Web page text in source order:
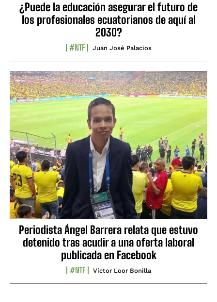
¿Puede la educación asegurar el futuro de
los profesionales ecuatorianos de aquí al
2030?
#NTF Juan José Palacios
Periodista Ángel Barrera relata que estuvo
detenido tras acudir a una oferta laboral
publicada en Facebook
#NTF Víctor Loor Bonilla